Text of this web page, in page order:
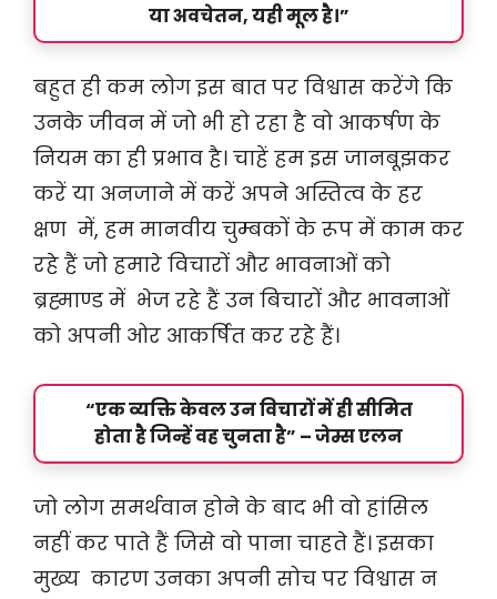
या अवचेतन, यही मूल है।”
बहुत ही कम लोग इस बात पर विश्वास करेंगे कि
उनके जीवन में जो भी हो रहा है वो आकर्षण के
नियम का ही प्रभाव है। चाहें हम इस जानबूझकर
करें या अनजाने में करें अपने अस्तित्व के हर
क्षण में, हम मानवीय चुम्बकों के रूप में काम कर
रहे हैं जो हमारे विचारों और भावनाओं को
ब्रह्माण्ड में भेज रहे हैं उन बिचारों और भावनाओं
को अपनी ओर आकर्षित कर रहे हैं।
“एक व्यक्ति केवल उन विचारों में ही सीमित
होता है जिन्हें वह चुनता है” – जेम्स एलन
जो लोग समर्थवान होने के बाद भी वो हांसिल
नहीं कर पाते हैं जिसे वो पाना चाहते हैं। इसका
मुख्य कारण उनका अपनी सोच पर विश्वास न